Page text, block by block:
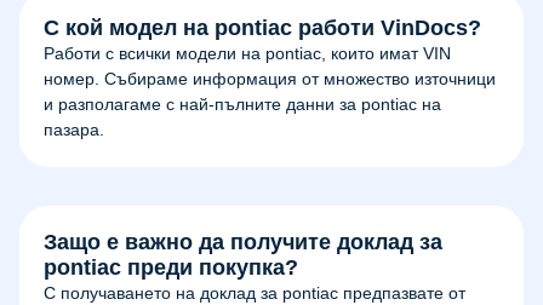
С кой модел на pontiac работи VinDocs?
Работи с всички модели на pontiac, които имат VIN
номер. Събираме информация от множество източници
и разполагаме с най-пълните данни за pontiac на
пазара.
Защо е важно да получите доклад за
pontiac преди покупка?
С получаването на доклад за pontiac предпазвате от